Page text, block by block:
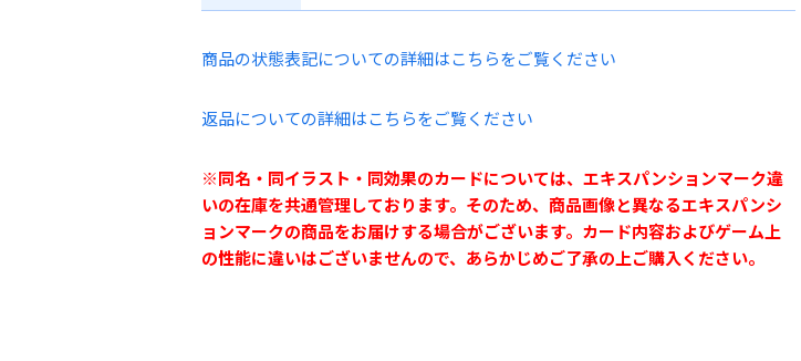
商品の状態表記についての詳細はこちらをご覧ください
返品についての詳細はこちらをご覧ください
※同名・同イラスト・同効果のカードについては、エキスパンションマーク違
いの在庫を共通管理しております。そのため、商品画像と異なるエキスパンシ
ョンマークの商品をお届けする場合がございます。カード内容およびゲーム上
の性能に違いはございませんので、あらかじめご了承の上ご購入ください。